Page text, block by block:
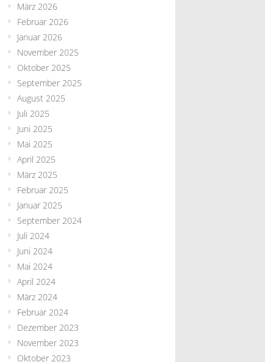
März 2026
Februar 2026
Januar 2026
November 2025
Oktober 2025
September 2025
August 2025
Juli 2025
Juni 2025
Mai 2025
April 2025
März 2025
Februar 2025
Januar 2025
September 2024
Juli 2024
Juni 2024
Mai 2024
April 2024
März 2024
Februar 2024
Dezember 2023
November 2023
Oktober 2023